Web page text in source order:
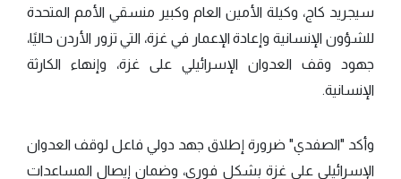
سيجريد كاج، وكيلة الأمين العام وكبير منسقي الأمم المتحدة
للشؤون الإنسانية وإعادة الإعمار في غزة، التي تزور الأردن حاليًا،
جهود وقف العدوان الإسرائيلي على غزة، وإنهاء الكارثة
الإنسانية.
وأكد "الصفدي" ضرورة إطلاق جهد دولي فاعل لوقف العدوان
الإسرائيلي على غزة بشكل فوري، وضمان إيصال المساعدات